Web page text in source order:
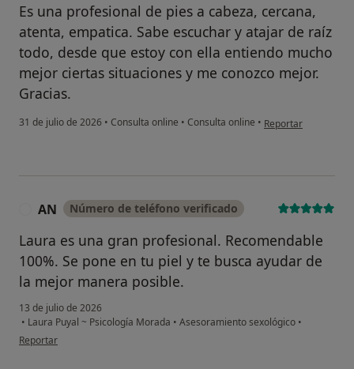
Es una profesional de pies a cabeza, cercana,
atenta, empatica. Sabe escuchar y atajar de raíz
todo, desde que estoy con ella entiendo mucho
mejor ciertas situaciones y me conozco mejor.
Gracias.
31 de julio de 2026 • Consulta online • Consulta online • en opinión del
Reportar
AN Número de teléfono verificado
Laura es una gran profesional. Recomendable
100%. Se pone en tu piel y te busca ayudar de
la mejor manera posible.
13 de julio de 2026
• Laura Puyal ~ Psicología Morada • Asesoramiento sexológico •
en opinión del usuario AN
Reportar